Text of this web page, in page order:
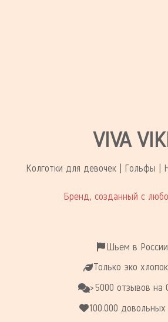
VIVA
Колготки для девочек | Гольфы |
Бренд, созданный с
Шьем в России
Только эко
>5000 отзывов на
100.000